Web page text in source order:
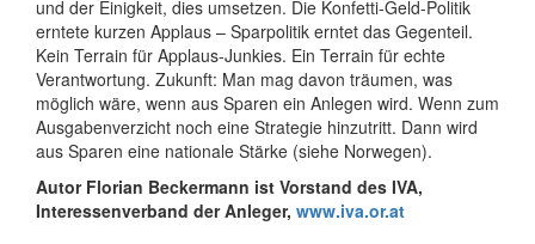
und der Einigkeit, dies umsetzen. Die Konfetti-Geld-Politik
erntete kurzen Applaus – Sparpolitik erntet das Gegenteil.
Kein Terrain für Applaus-Junkies. Ein Terrain für echte
Verantwortung. Zukunft: Man mag davon träumen, was
möglich wäre, wenn aus Sparen ein Anlegen wird. Wenn zum
Ausgabenverzicht noch eine Strategie hinzutritt. Dann wird
aus Sparen eine nationale Stärke (siehe Norwegen).
Autor Florian Beckermann ist Vorstand des IVA,
Interessenverband der Anleger, www.iva.or.at